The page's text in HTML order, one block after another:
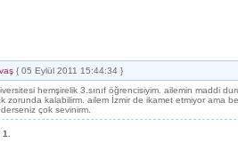
{ 05 Eylül 2011 15:44:34 }
hemşirelik 3.sınıf öğrencisiyim. ailemin maddi
zorunda kalabilirm. ailem İzmir de ikamet etmiyor ama
çok sevinirm.
1.